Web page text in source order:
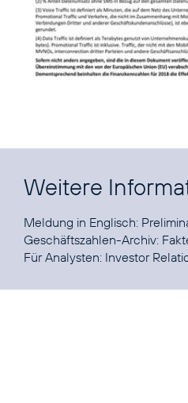
Weitere
Meldung in Englisch:
Geschäftszahlen-Archiv:
Für Analysten: Investor